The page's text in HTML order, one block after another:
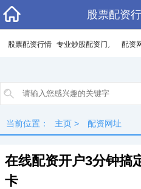
股票配资
股票配资行情 专业炒股配资门户 配资
当前位置： 主页 > 配资网址
在线配资开户3分钟搞
卡